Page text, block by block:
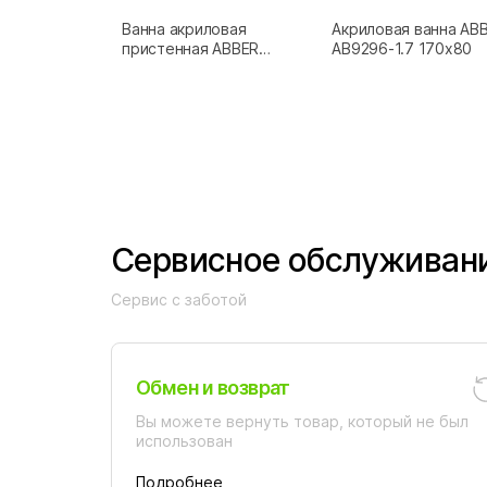
Ванна акриловая
пристенная ABBER
Акриловая ванна
AB9296-1.7 170х80
Сервисное
Сервис с заботой
Обмен и возврат
Вы можете вернуть товар, который не был
использован
Подробнее